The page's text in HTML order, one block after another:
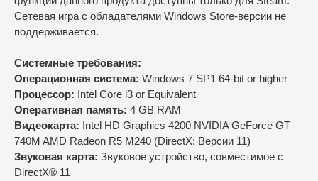
Сетевая игра с обладателями Windows Store-версии не
поддерживается.
Cистемные требования:
Операционная система: Windows 7 SP1 64-bit or higher
Процессор: Intel Core i3 or Equivalent
Оперативная память: 4 GB RAM
Видеокарта: Intel HD Graphics 4200 NVIDIA GeForce GT
740M AMD Radeon R5 M240 (DirectX: Версии 11)
Звуковая карта: Звуковое устройство, совместимое с
DirectX® 11